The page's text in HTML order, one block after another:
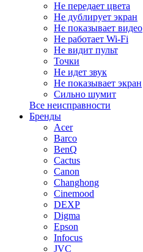
Не передает цвета
Не дублирует экран
Не показывает видео
Не работает Wi-Fi
Не видит пульт
Точки
Не идет звук
Не показывает экран
Сильно шумит
Все неисправности
Бренды
Acer
Barco
BenQ
Cactus
Canon
Changhong
Cinemood
DEXP
Digma
Epson
Infocus
JVC